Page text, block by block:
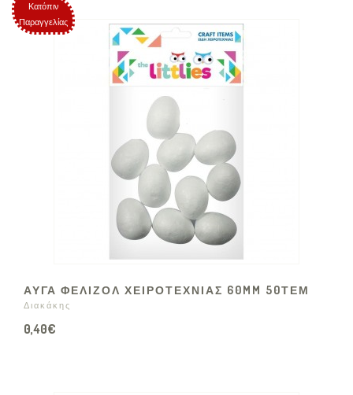
Κατόπιν
Παραγγελίας
ΑΥΓΑ ΦΕΛΙΖΟΛ ΧΕΙΡΟΤΕΧΝΙΑΣ 60MM 50ΤΕΜ
Διακάκης
0,40€